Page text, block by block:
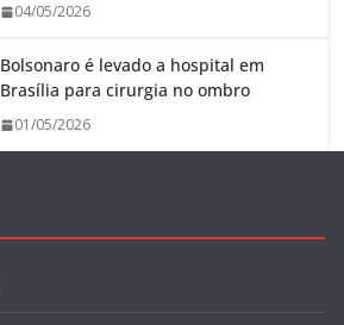
04/05/2026
Bolsonaro é levado a hospital em
Brasília para cirurgia no ombro
01/05/2026